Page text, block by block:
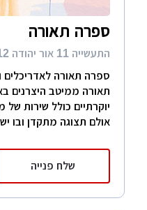
ספרה תאורה
התעשייה 11 אור יהודה 60212
ספרה תאורה לאדריכלים
תאורה ממיטב היצרנים
יוקרתיים כולל שירות
אולם תצוגה מתקדן ובו
שלח פנייה